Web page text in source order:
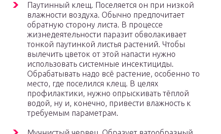
Паутинный клещ. Поселяется он при низкой
влажности воздуха. Обычно предпочитает
обратную сторону листа. В процессе
жизнедеятельности паразит обволакивает
тонкой паутинкой листья растений. Чтобы
вылечить цветок от этой напасти нужно
использовать системные инсектициды.
Обрабатывать надо всё растение, особенно то
место, где поселился клещ. В целях
профилактики, нужно опрыскивать тёплой
водой, ну и, конечно, привести влажность к
требуемым параметрам.